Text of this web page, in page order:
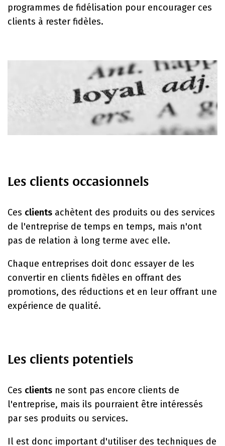
programmes de fidélisation pour encourager ces
clients à rester fidèles.
Les clients occasionnels
Ces clients achètent des produits ou des services
de l'entreprise de temps en temps, mais n'ont
pas de relation à long terme avec elle.
Chaque entreprises doit donc essayer de les
convertir en clients fidèles en offrant des
promotions, des réductions et en leur offrant une
expérience de qualité.
Les clients potentiels
Ces clients ne sont pas encore clients de
l'entreprise, mais ils pourraient être intéressés
par ses produits ou services.
Il est donc important d'utiliser des techniques de